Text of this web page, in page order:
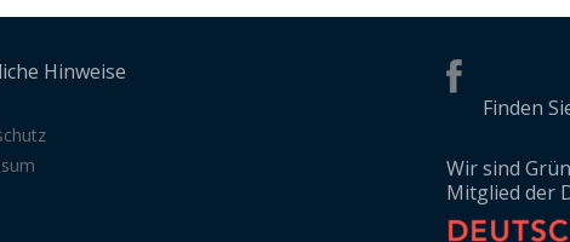
Hinweise
Finden
Wir sind
Mitglied der